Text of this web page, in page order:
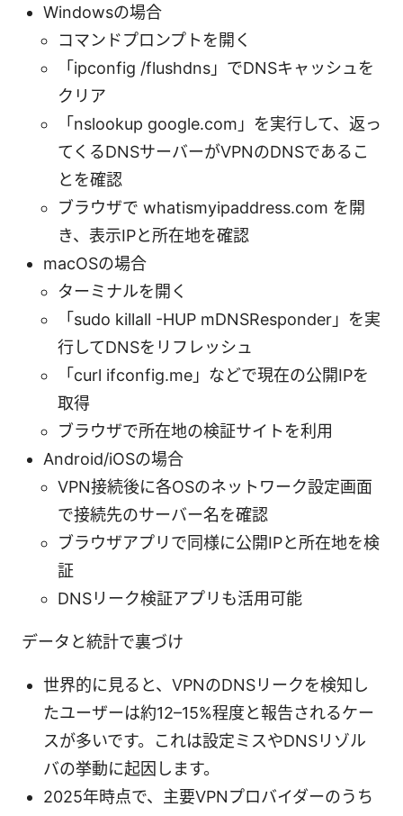
Windowsの場合
コマンドプロンプトを開く
「ipconfig /flushdns」でDNSキャッシュを
クリア
「nslookup google.com」を実行して、返っ
てくるDNSサーバーがVPNのDNSであるこ
とを確認
ブラウザで whatismyipaddress.com を開
き、表示IPと所在地を確認
macOSの場合
ターミナルを開く
「sudo killall -HUP mDNSResponder」を実
行してDNSをリフレッシュ
「curl ifconfig.me」などで現在の公開IPを
取得
ブラウザで所在地の検証サイトを利用
Android/iOSの場合
VPN接続後に各OSのネットワーク設定画面
で接続先のサーバー名を確認
ブラウザアプリで同様に公開IPと所在地を検
証
DNSリーク検証アプリも活用可能
データと統計で裏づけ
世界的に見ると、VPNのDNSリークを検知し
たユーザーは約12–15%程度と報告されるケー
スが多いです。これは設定ミスやDNSリゾル
バの挙動に起因します。
2025年時点で、主要VPNプロバイダーのうち